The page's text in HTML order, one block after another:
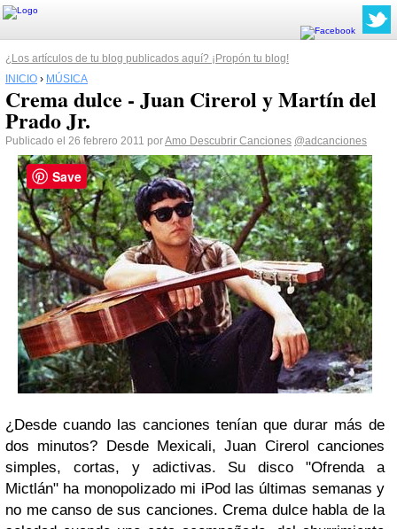
¿Los artículos de tu blog publicados aquí? ¡Propón tu blog!
INICIO › MÚSICA
Crema dulce - Juan Cirerol y Martín del
Prado Jr.
Publicado el 26 febrero 2011 porAmo Descubrir Canciones @adcanciones
¿Desde cuando las canciones tenían que durar más de
dos minutos? Desde Mexicali,Juan Cirerol canciones
simples, cortas, y adictivas. Su disco "Ofrenda a
Mictlán" ha monopolizado mi iPod las últimas semanas y
no me canso de sus canciones. Crema dulcehabla de la
Save